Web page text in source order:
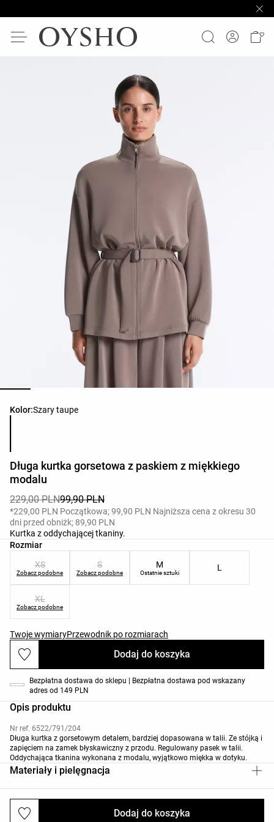
Kolor:Szary taupe
Lista kolorów produktu
Długa kurtka gorsetowa z paskiem z miękkiego
modalu
229,00 PLN99,90 PLN
*229,00 PLN Początkowa; 99,90 PLN Najniższa cena z okresu 30
dni przed obniżk; 89,90 PLN
Kurtka z oddychającej tkaniny.
Rozmiar
Lista rozmiarów produktu
XS
Zobacz podobne
S
Zobacz podobne
M
Ostatnie sztuki
L
XL
Zobacz podobne
Twoje wymiaryPrzewodnik po rozmiarach
Dodaj do koszyka
Dodaj do koszyka
Bezpłatna dostawa do sklepu | Bezpłatna dostawa pod wskazany
adres od 149 PLN
Opis produktu
Nr ref. 6522/791/204
Długa kurtka z gorsetowym detalem, bardziej dopasowana w talii. Ze stójką i
zapięciem na zamek błyskawiczny z przodu. Regulowany pasek w talii.
Oddychająca tkanina wykonana z modalu, wyjątkowo miękka w dotyku.
Materiały i pielęgnacja
Wysyłki i zwroty